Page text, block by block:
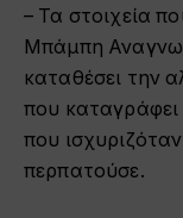
– Τα στοιχεία
Μπάμπη
καταθέσει την
που καταγράφει
που
περπατούσε.